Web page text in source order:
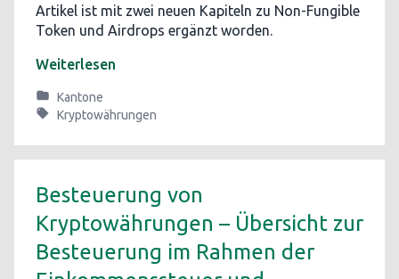
Artikel ist mit zwei neuen Kapiteln zu Non-Fungible
Token und Airdrops ergänzt worden.
Weiterlesen
Kantone
Kryptowährungen
Besteuerung von
Kryptowährungen – Übersicht zur
Besteuerung im Rahmen der